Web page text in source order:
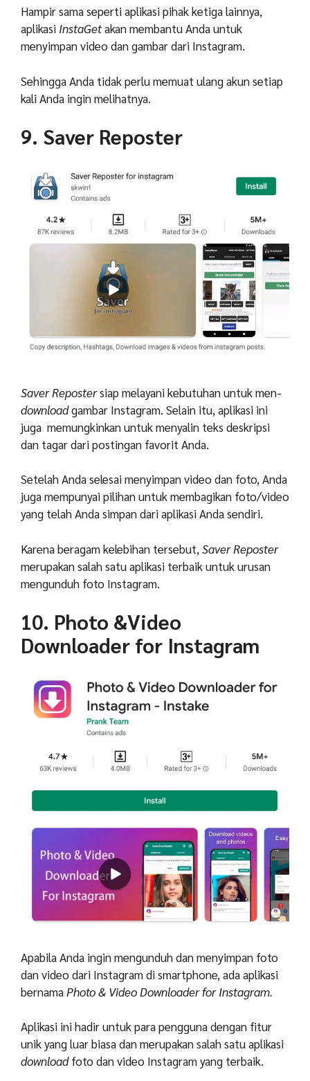
Hampir sama seperti aplikasi pihak ketiga lainnya,
aplikasi InstaGetakan membantu Anda untuk
menyimpan video dan gambar dari Instagram.
Sehingga Anda tidak perlu memuat ulang akun setiap
kali Anda ingin melihatnya.
9. Saver Reposter
Saver Repostersiap melayani kebutuhan untuk men-
downloadgambar Instagram. Selain itu, aplikasi ini
juga memungkinkan untuk menyalin teks deskripsi
dan tagar dari postingan favorit Anda.
Setelah Anda selesai menyimpan video dan foto, Anda
juga mempunyai pilihan untuk membagikan foto/video
yang telah Anda simpan dari aplikasi Anda sendiri.
Karena beragam kelebihan tersebut, Saver Reposter
merupakan salah satu aplikasi terbaik untuk urusan
mengunduh foto Instagram.
10. Photo &Video
Downloader for Instagram
Apabila Anda ingin mengunduh dan menyimpan foto
dan video dari Instagram di smartphone, ada aplikasi
bernamaPhoto & Video Downloader for Instagram.
Aplikasi ini hadir untuk para pengguna dengan fitur
unik yang luar biasa dan merupakan salah satu aplikasi
downloadfoto dan video Instagram yang terbaik.